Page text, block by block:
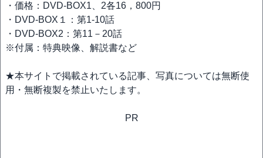
・価格：DVD-BOX1、2各16，800円
・DVD-BOX１：第1-10話
・DVD-BOX2：第11－20話
※付属：特典映像、解説書など
★本サイトで掲載されている記事、写真については無断使
用・無断複製を禁止いたします。
PR